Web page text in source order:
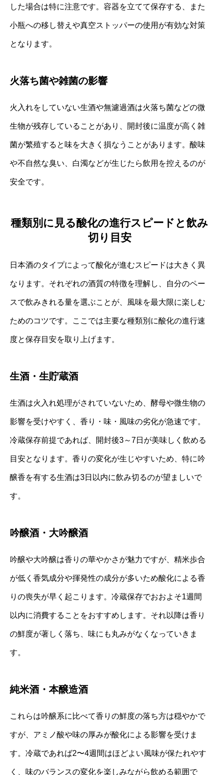
した場合は特に注意です。容器を立てて保存する、また
小瓶への移し替えや真空ストッパーの使用が有効な対策
となります。
火落ち菌や雑菌の影響
火入れをしていない生酒や無濾過酒は火落ち菌などの微
生物が残存していることがあり、開封後に温度が高く雑
菌が繁殖すると味を大きく損なうことがあります。酸味
や不自然な臭い、白濁などが生じたら飲用を控えるのが
安全です。
種類別に見る酸化の進行スピードと飲み
切り目安
日本酒のタイプによって酸化が進むスピードは大きく異
なります。それぞれの酒質の特徴を理解し、自分のペー
スで飲みきれる量を選ぶことが、風味を最大限に楽しむ
ためのコツです。ここでは主要な種類別に酸化の進行速
度と保存目安を取り上げます。
生酒・生貯蔵酒
生酒は火入れ処理がされていないため、酵母や微生物の
影響を受けやすく、香り・味・風味の劣化が急速です。
冷蔵保存前提であれば、開封後3～7日が美味しく飲める
目安となります。香りの変化が生じやすいため、特に吟
醸香を有する生酒は3日以内に飲み切るのが望ましいで
す。
吟醸酒・大吟醸酒
吟醸や大吟醸は香りの華やかさが魅力ですが、精米歩合
が低く香気成分や揮発性の成分が多いため酸化による香
りの喪失が早く起こります。冷蔵保存でおおよそ1週間
以内に消費することをおすすめします。それ以降は香り
の鮮度が著しく落ち、味にも丸みがなくなっていきま
す。
純米酒・本醸造酒
これらは吟醸系に比べて香りの鮮度の落ち方は穏やかで
すが、アミノ酸や味の厚みが酸化による影響を受けま
す。冷蔵であれば2〜4週間はほどよい風味が保たれやす
く、味のバランスの変化を楽しみながら飲める範囲で